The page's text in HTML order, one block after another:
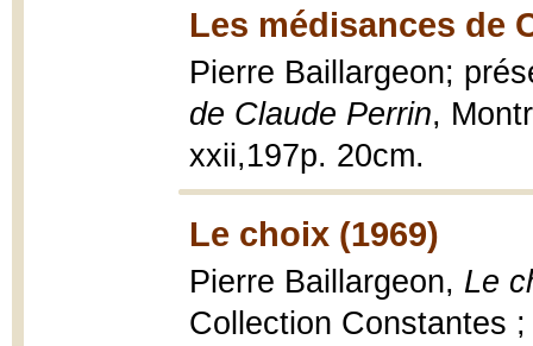
Les médisances de
Pierre Baillargeon;
de Claude Perrin,
xxii,197p. 20cm.
Le choix (1969)
Pierre Baillargeon, Le
Collection Constantes